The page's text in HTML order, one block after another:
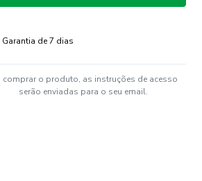
Garantia de 7 dias
comprar o produto, as instruções de acesso
serão enviadas para o seu email.